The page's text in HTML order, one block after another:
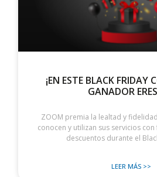
¡EN ESTE BLACK FRIDAY
GANADOR
ZOOM premia la lealtad y
conocen y utilizan sus servicios
descuentos durante el
LEER MÁS >>